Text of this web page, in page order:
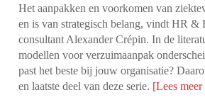
Het aanpakken en voorkomen van
en is van strategisch belang, vindt HR &
consultant Alexander Crépin. In de
modellen voor verzuimaanpak
past het beste bij jouw organisatie?
en laatste deel van deze serie. [Lees